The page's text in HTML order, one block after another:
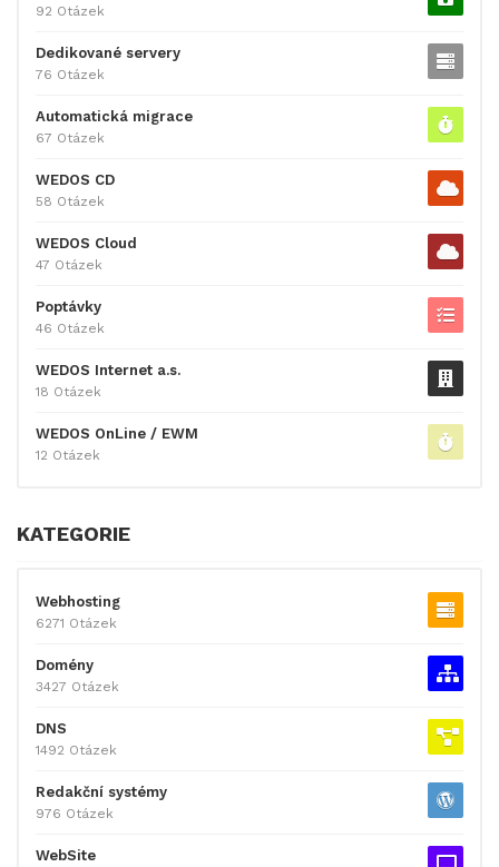
92 Otázek
Dedikované servery
76 Otázek
Automatická migrace
67 Otázek
WEDOS CD
58 Otázek
WEDOS Cloud
47 Otázek
Poptávky
46 Otázek
WEDOS Internet a.s.
18 Otázek
WEDOS OnLine / EWM
12 Otázek
KATEGORIE
Webhosting
6271 Otázek
Domény
3427 Otázek
DNS
1492 Otázek
Redakční systémy
976 Otázek
WebSite